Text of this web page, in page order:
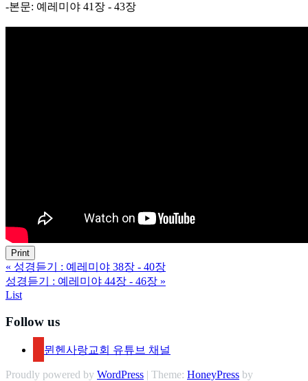
-본문: 예레미야 41장 - 43장
Print
« 성경듣기 : 예레미야 38장 - 40장
성경듣기 : 예레미야 44장 - 46장 »
List
Follow us
뮌헨사랑교회 유튜브 채널
Proudly powered by WordPress | Theme: HoneyPress by